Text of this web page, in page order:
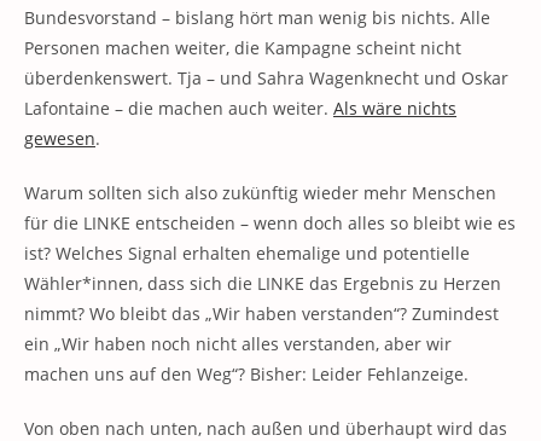
Bundesvorstand – bislang hört man wenig bis nichts. Alle
Personen machen weiter, die Kampagne scheint nicht
überdenkenswert. Tja – und Sahra Wagenknecht und Oskar
Lafontaine – die machen auch weiter. Als wäre nichts
gewesen.
Warum sollten sich also zukünftig wieder mehr Menschen
für die LINKE entscheiden – wenn doch alles so bleibt wie es
ist? Welches Signal erhalten ehemalige und potentielle
Wähler*innen, dass sich die LINKE das Ergebnis zu Herzen
nimmt? Wo bleibt das „Wir haben verstanden“? Zumindest
ein „Wir haben noch nicht alles verstanden, aber wir
machen uns auf den Weg“? Bisher: Leider Fehlanzeige.
Von oben nach unten, nach außen und überhaupt wird das